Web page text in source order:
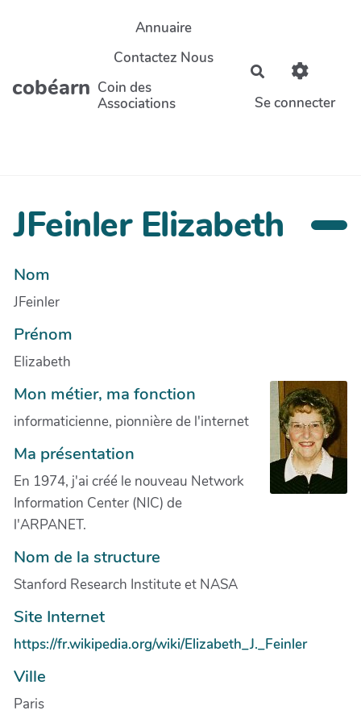
Aller au contenu principal
cobéarn
Annuaire
Contactez Nous
Coin des
Associations
Rechercher
Se connecter
JFeinler Elizabeth
Nom
JFeinler
Prénom
Elizabeth
Mon métier, ma fonction
informaticienne, pionnière de l'internet
Ma présentation
En 1974, j'ai créé le nouveau Network
Information Center (NIC) de
l'ARPANET.
Nom de la structure
Stanford Research Institute et NASA
Site Internet
https://fr.wikipedia.org/wiki/Elizabeth_J._Feinler
Ville
Paris